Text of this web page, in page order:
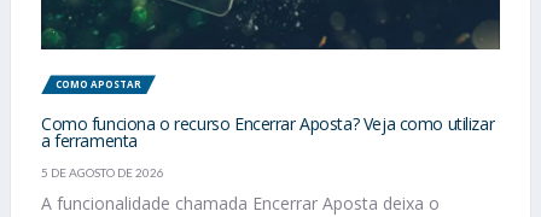
COMO APOSTAR
Como funciona o recurso Encerrar Aposta? Veja como utilizar
a ferramenta
5 DE AGOSTO DE 2026
A funcionalidade chamada Encerrar Aposta deixa o